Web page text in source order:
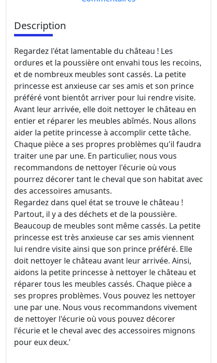
Description
Regardez l'état lamentable du château ! Les
ordures et la poussière ont envahi tous les recoins,
et de nombreux meubles sont cassés. La petite
princesse est anxieuse car ses amis et son prince
préféré vont bientôt arriver pour lui rendre visite.
Avant leur arrivée, elle doit nettoyer le château en
entier et réparer les meubles abîmés. Nous allons
aider la petite princesse à accomplir cette tâche.
Chaque pièce a ses propres problèmes qu'il faudra
traiter une par une. En particulier, nous vous
recommandons de nettoyer l'écurie où vous
pourrez décorer tant le cheval que son habitat avec
des accessoires amusants.
Regardez dans quel état se trouve le château !
Partout, il y a des déchets et de la poussière.
Beaucoup de meubles sont même cassés. La petite
princesse est très anxieuse car ses amis viennent
lui rendre visite ainsi que son prince préféré. Elle
doit nettoyer le château avant leur arrivée. Ainsi,
aidons la petite princesse à nettoyer le château et
réparer tous les meubles cassés. Chaque pièce a
ses propres problèmes. Vous pouvez les nettoyer
une par une. Nous vous recommandons vivement
de nettoyer l'écurie où vous pouvez décorer
l'écurie et le cheval avec des accessoires mignons
pour eux deux.'